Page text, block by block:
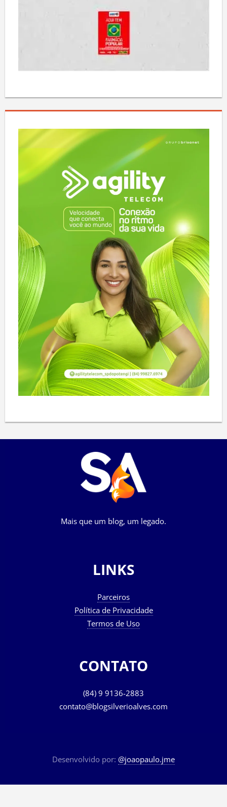
Mais que um blog, um legado.
LINKS
Parceiros
Política de Privacidade
Termos de Uso
CONTATO
(84) 9 9136-2883
contato@blogsilverioalves.com
Desenvolvido por: @joaopaulo.jme